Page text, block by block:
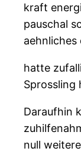
kraft
pauschal
aehnliches
hatte
Sprossling
Daraufhin
null